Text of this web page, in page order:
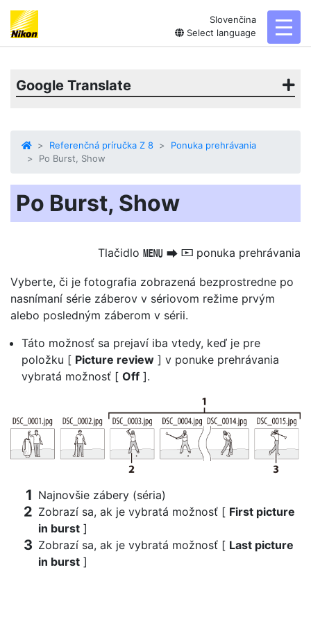
Slovenčina
Select language
Google Translate
Referenčná príručka Z 8
Ponuka prehrávania
Po Burst, Show
Po Burst, Show
Tlačidlo G U D ponuka prehrávania
Vyberte, či je fotografia zobrazená bezprostredne po
nasnímaní série záberov v sériovom režime prvým
alebo posledným záberom v sérii.
Táto možnosť sa prejaví iba vtedy, keď je pre
položku [ Picture review ] v ponuke prehrávania
vybratá možnosť [ Off ].
Najnovšie zábery (séria)
Zobrazí sa, ak je vybratá možnosť [ First picture
in burst ]
Zobrazí sa, ak je vybratá možnosť [ Last picture
in burst ]